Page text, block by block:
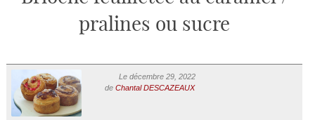
pralines ou sucre
Le décembre 29, 2022
de Chantal DESCAZEAUX